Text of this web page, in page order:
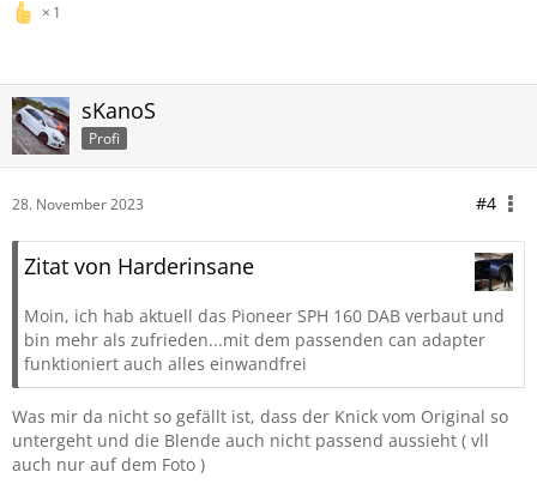
1
sKanoS
Profi
28. November 2023 #4
Zitat von Harderinsane
Moin, ich hab aktuell das Pioneer SPH 160 DAB verbaut und
bin mehr als zufrieden...mit dem passenden can adapter
funktioniert auch alles einwandfrei
Was mir da nicht so gefällt ist, dass der Knick vom Original so
untergeht und die Blende auch nicht passend aussieht ( vll
auch nur auf dem Foto )